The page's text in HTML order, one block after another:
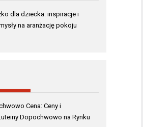
dla dziecka: inspiracje i
na aranżację pokoju
Cena: Ceny i
Dopochwowo na Rynku